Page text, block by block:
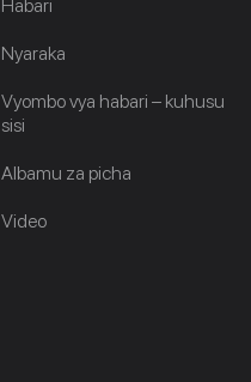
Habari
Nyaraka
Vyombo vya habari – kuhusu
sisi
Albamu za picha
Video